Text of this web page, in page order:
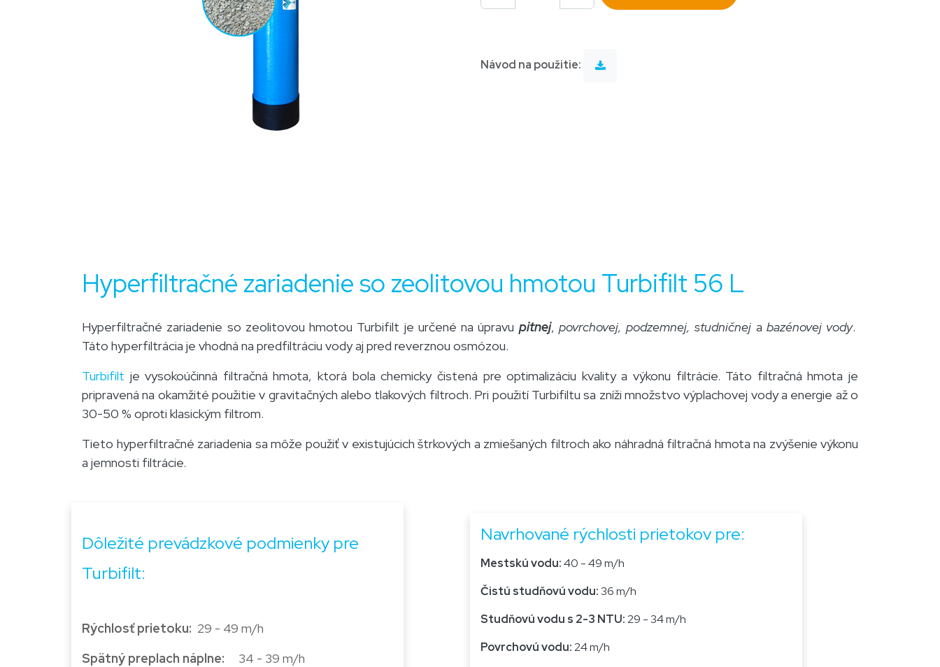
Návod na použitie:
Hyperfiltračné zariadenie so zeolitovou hmotou Turbifilt 56 L
Hyperfiltračné zariadenie so zeolitovou hmotou Turbifilt je určené na úpravu pitnej, povrchovej, podzemnej, studničnej a bazénovej vody.
Táto hyperfiltrácia je vhodná na predfiltráciu vody aj pred reverznou osmózou.
Turbifilt je vysokoúčinná filtračná hmota, ktorá bola chemicky čistená pre optimalizáciu kvality a výkonu filtrácie. Táto filtračná hmota je
pripravená na okamžité použitie v gravitačných alebo tlakových filtroch. Pri použití Turbifiltu sa zníži množstvo výplachovej vody a energie až o
30-50 % oproti klasickým filtrom.
Tieto hyperfiltračné zariadenia sa môže použiť v existujúcich štrkových a zmiešaných filtroch ako náhradná filtračná hmota na zvýšenie výkonu
a jemnosti filtrácie.
Dôležité prevádzkové podmienky pre
Turbifilt:
Rýchlosť prietoku: ​ 29 - 49 m/h
Spätný preplach náplne: 34 - 39 m/h
Navrhované rýchlosti prietokov pre:
Mestskú vodu:40 - 49 m/h
Čistú studňovú vodu: ​36 m/h
Studňovú vodu s 2-3 NTU:29 - 34 m/h
Povrchovú vodu:24 m/h